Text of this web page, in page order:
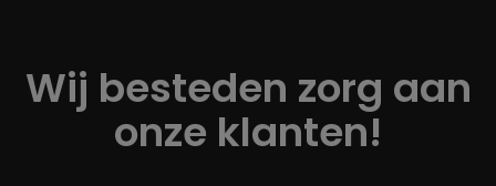
Wij besteden zorg aan
onze klanten!